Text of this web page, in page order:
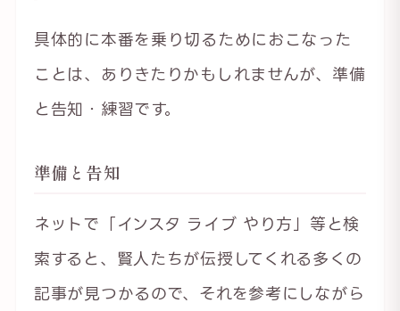
具体的に本番を乗り切るためにおこなった
ことは、ありきたりかもしれませんが、準備
と告知・練習です。
準備と告知
ネットで「インスタ ライブ やり方」等と検
索すると、賢人たちが伝授してくれる多くの
記事が見つかるので、それを参考にしながら